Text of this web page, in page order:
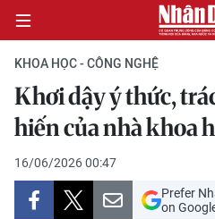
CHÍNH TRỊ
KINH TẾ
VĂN HÓA
KHOA HỌC - CÔNG NGHỆ
Khơi dậy ý thức,
hiến của nhà khoa
16/06/2026 00:47
Prefer
on